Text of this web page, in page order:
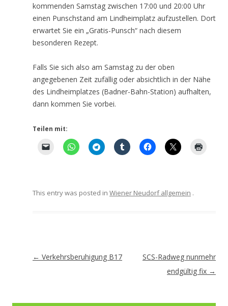
kommenden Samstag zwischen 17:00 und 20:00 Uhr
einen Punschstand am Lindheimplatz aufzustellen. Dort
erwartet Sie ein „Gratis-Punsch“ nach diesem
besonderen Rezept.
Falls Sie sich also am Samstag zu der oben
angegebenen Zeit zufällig oder absichtlich in der Nähe
des Lindheimplatzes (Badner-Bahn-Station) aufhalten,
dann kommen Sie vorbei.
Teilen mit:
This entry was posted in Wiener Neudorf allgemein .
Artikel-
← Verkehrsberuhigung B17
SCS-Radweg nunmehr
endgültig fix →